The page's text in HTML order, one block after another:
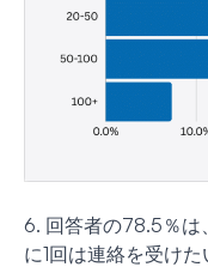
6. 回答者の78.5％は
に1回は連絡を受け